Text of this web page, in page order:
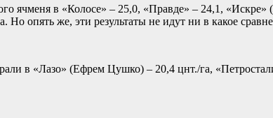
ячменя в «Колосе» – 25,0, «Правде» – 24,1,
Но опять же, эти результаты не идут ни в какое
в «Лазо» (Ефрем Цушко) – 20,4 цнт./га,